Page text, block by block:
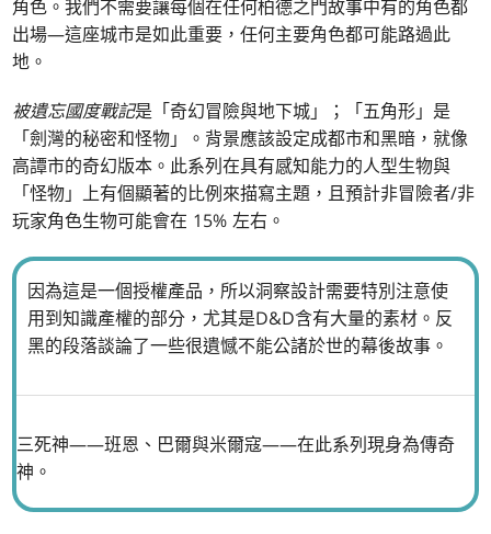
角色。我們不需要讓每個在任何柏德之門故事中有的角色都
出場—這座城市是如此重要，任何主要角色都可能路過此
地。
被遺忘國度戰記是「奇幻冒險與地下城」；「五角形」是
「劍灣的秘密和怪物」。背景應該設定成都市和黑暗，就像
高譚市的奇幻版本。此系列在具有感知能力的人型生物與
「怪物」上有個顯著的比例來描寫主題，且預計非冒險者/非
玩家角色生物可能會在 15% 左右。
因為這是一個授權產品，所以洞察設計需要特別注意使
用到知識產權的部分，尤其是D&D含有大量的素材。反
黑的段落談論了一些很遺憾不能公諸於世的幕後故事。
三死神——班恩、巴爾與米爾寇——在此系列現身為傳奇
神。